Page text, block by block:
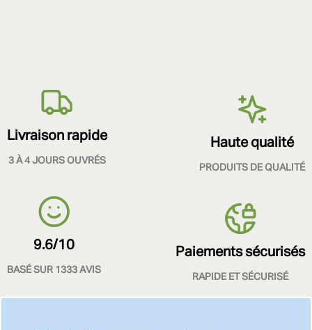
Livraison rapide
3 À 4 JOURS OUVRÉS
Haute qualité
PRODUITS DE QUALITÉ
9.6/10
BASÉ SUR 1333 AVIS
Paiements sécurisés
RAPIDE ET SÉCURISÉ